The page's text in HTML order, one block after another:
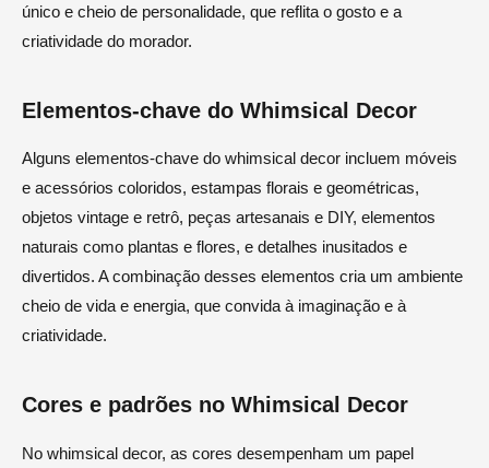
único e cheio de personalidade, que reflita o gosto e a
criatividade do morador.
Elementos-chave do Whimsical Decor
Alguns elementos-chave do whimsical decor incluem móveis
e acessórios coloridos, estampas florais e geométricas,
objetos vintage e retrô, peças artesanais e DIY, elementos
naturais como plantas e flores, e detalhes inusitados e
divertidos. A combinação desses elementos cria um ambiente
cheio de vida e energia, que convida à imaginação e à
criatividade.
Cores e padrões no Whimsical Decor
No whimsical decor, as cores desempenham um papel